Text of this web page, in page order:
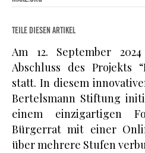
TEILE DIESEN ARTIKEL
Am 12. September
Abschluss des Projekts
statt. In diesem
Bertelsmann Stiftung
einem einzigartigen
Bürgerrat mit einer
über mehrere Stufen